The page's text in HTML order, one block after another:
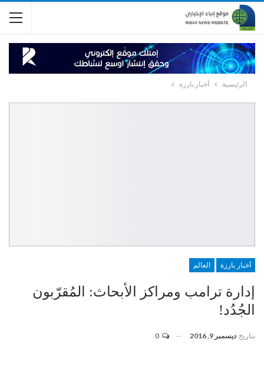
الرئيسية أخبار بارزة
أخبار بارزة العالم
إدارة ترامب ومراكز الأبحاث: المُقرّبون
الجُدُد!
بتاريخ ديسمبر 9, 2016